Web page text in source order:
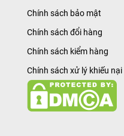
Chính sách bảo mật
Chính sách đổi hàng
Chính sách kiểm hàng
Chính sách xử lý khiếu nại